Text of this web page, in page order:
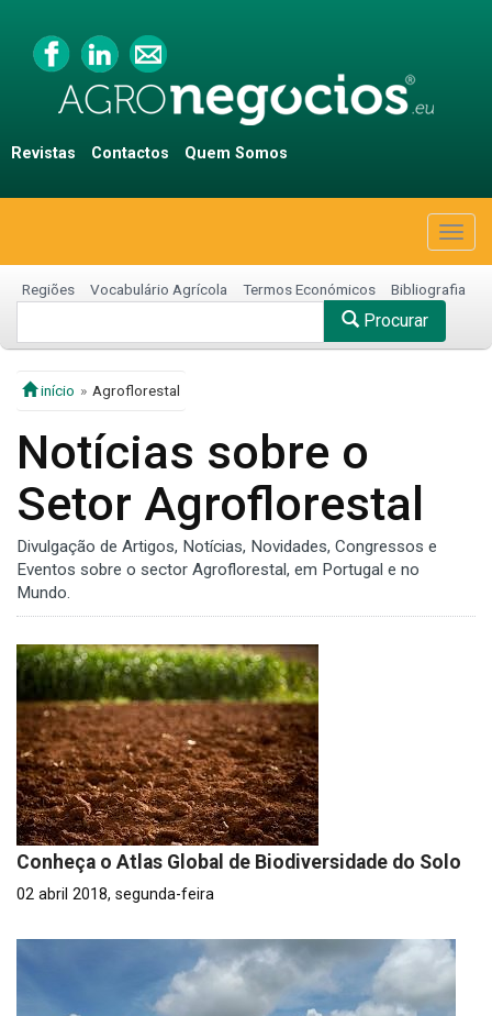
Revistas Contactos Quem Somos
Regiões Vocabulário Agrícola Termos Económicos Bibliografia
Procurar
início Agroflorestal
Notícias sobre o
Setor Agroflorestal
Divulgação de Artigos, Notícias, Novidades, Congressos e
Eventos sobre o sector Agroflorestal, em Portugal e no
Mundo.
Conheça o Atlas Global de Biodiversidade do Solo
02 abril 2018, segunda-feira